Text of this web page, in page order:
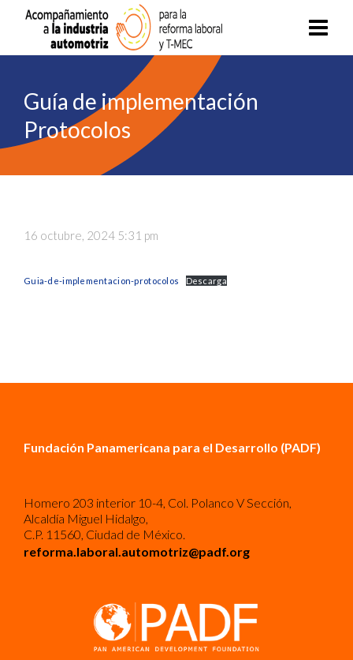
Guía de implementación
Protocolos
16 octubre, 2024 5:31 pm
Guia-de-implementacion-protocolos Descarga
Fundación Panamericana para el Desarrollo (PADF)
Homero 203 interior 10-4, Col. Polanco V Sección,
Alcaldía Miguel Hidalgo,
C.P. 11560, Ciudad de México.
reforma.laboral.automotriz@padf.org